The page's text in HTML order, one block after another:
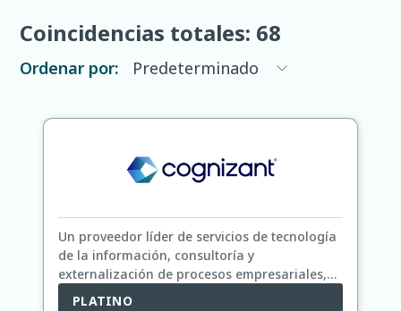
etc.
Coincidencias totales: 68
Ordenar por:
Un proveedor líder de servicios de tecnología
de la información, consultoría y
externalización de procesos empresariales,
dedicado a ayudar a las empresas líderes del
PLATINO